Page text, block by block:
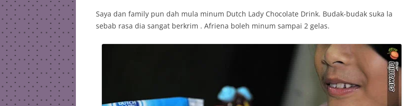
Saya dan family pun dah mula minum Dutch Lady Chocolate Drink. Budak-budak suka la
sebab rasa dia sangat berkrim . Afriena boleh minum sampai 2 gelas.